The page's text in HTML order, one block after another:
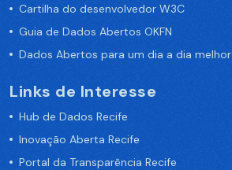
Cartilha do desenvolvedor W3C
Guia de Dados Abertos OKFN
Dados Abertos para um dia a dia melhor
Links de Interesse
Hub de Dados Recife
Inovação Aberta Recife
Portal da Transparência Recife